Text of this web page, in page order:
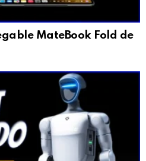
MateBook Fold de